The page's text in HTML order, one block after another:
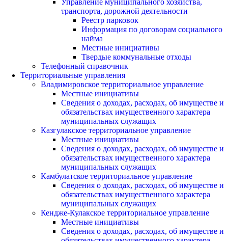
транспорта, дорожной деятельности
Реестр парковок
Информация по договорам социального
найма
Местные инициативы
Твердые коммунальные отходы
Телефонный справочник
Территориальные управления
Владимировское территориальное управление
Местные инициативы
Сведения о доходах, расходах, об имуществе и
обязательствах имущественного характера
муниципальных служащих
Казгулакское территориальное управление
Местные инициативы
Сведения о доходах, расходах, об имуществе и
обязательствах имущественного характера
муниципальных служащих
Камбулатское территориальное управление
Сведения о доходах, расходах, об имуществе и
обязательствах имущественного характера
муниципальных служащих
Кендже-Кулакское территориальное управление
Местные инициативы
Сведения о доходах, расходах, об имуществе и